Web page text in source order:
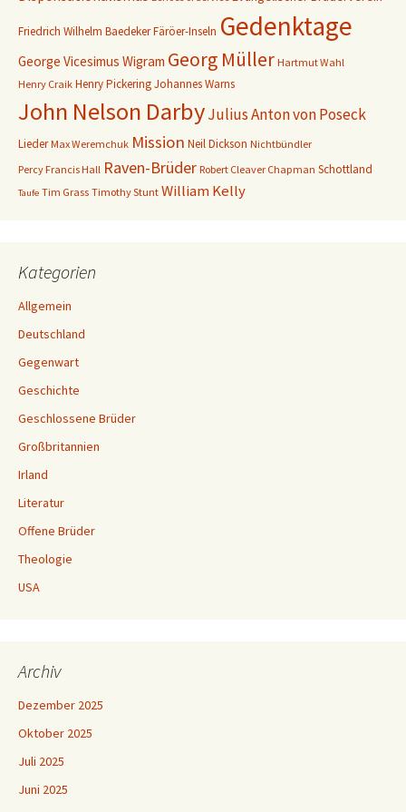
Friedrich Wilhelm BaedekerFäröer-Inseln Gedenktage
George Vicesimus Wigram Georg Müller Hartmut Wahl
Henry Craik Henry PickeringJohannes Warns
John Nelson DarbyJulius Anton von Poseck
Lieder Max Weremchuk Mission Neil Dickson Nichtbündler
Percy Francis Hall Raven-Brüder Robert Cleaver Chapman Schottland
Taufe Tim Grass Timothy Stunt William Kelly
Kategorien
Allgemein
Deutschland
Gegenwart
Geschichte
Geschlossene Brüder
Großbritannien
Irland
Literatur
Offene Brüder
Theologie
USA
Archiv
Dezember 2025
Oktober 2025
Juli 2025
Juni 2025